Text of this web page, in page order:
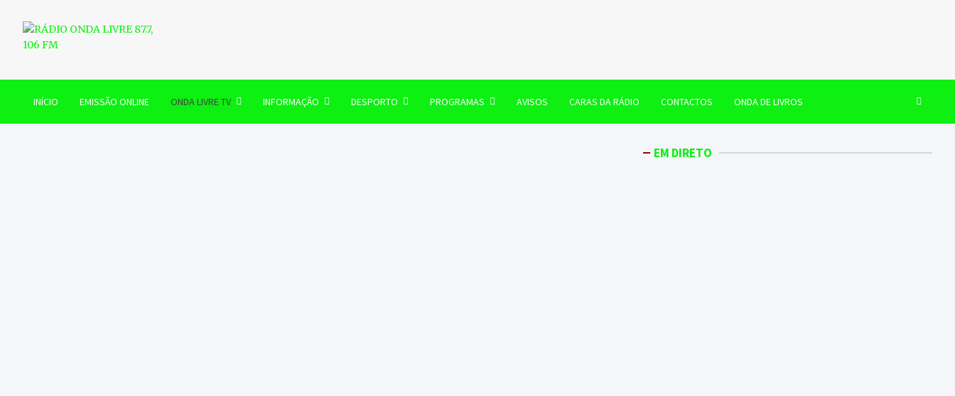
content
RÁDIO ONDA LIVRE 87.7, 106 FM
INÍCIO EMISSÃO ONLINE ONDA LIVRE TV INFORMAÇÃO DESPORTO PROGRAMAS AVISOS CARAS DA RÁDIO CONTACTOS ONDA DE LIVROS
EM DIRETO